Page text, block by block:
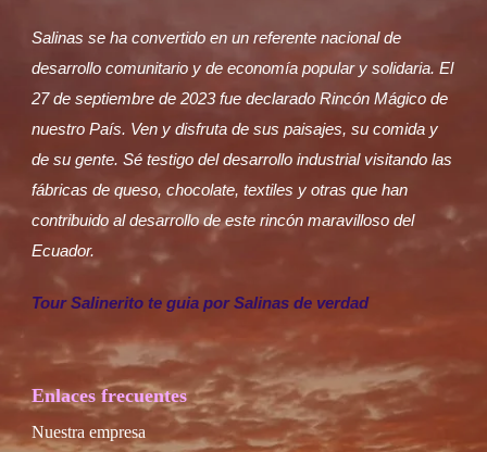
Salinas se ha convertido en un referente nacional de
desarrollo comunitario y de economía popular y solidaria. El
27 de septiembre de 2023 fue declarado Rincón Mágico de
nuestro País. Ven y disfruta de sus paisajes, su comida y
de su gente. Sé testigo del desarrollo industrial visitando las
fábricas de queso, chocolate, textiles y otras que han
contribuido al desarrollo de este rincón maravilloso del
Ecuador.
Tour Salinerito te guia por Salinas de verdad
Enlaces frecuentes
Nuestra empresa